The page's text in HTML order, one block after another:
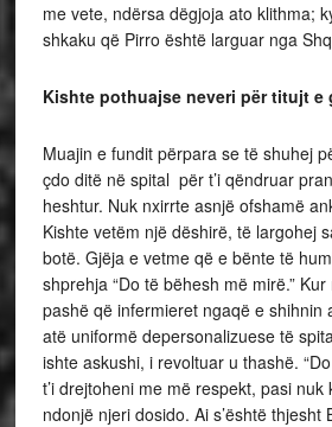
me vete, ndërsa dëgjoja ato klithma;
shkaku që Pirro është larguar nga
Kishte pothuajse neveri për titujt e
Muajin e fundit përpara se të shuhej
çdo ditë në spital për t’i qëndruar
heshtur. Nuk nxirrte asnjë ofshamë
Kishte vetëm një dëshirë, të largohej
botë. Gjëja e vetme që e bënte të
shprehja “Do të bëhesh më mirë.”
pashë që infermieret ngaqë e shihnin
atë uniformë depersonalizuese të
ishte askushi, i revoltuar u thashë.
t’i drejtoheni me më respekt, pasi nuk
ndonjë njeri dosido. Ai s’është thjesht